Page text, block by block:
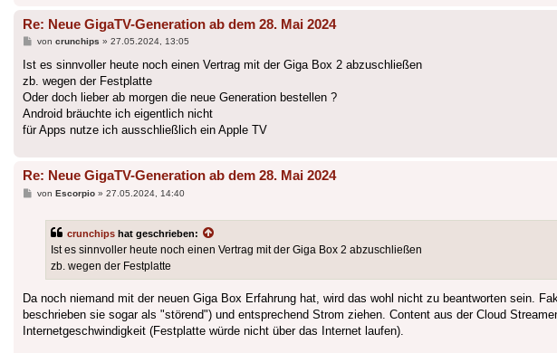
Re: Neue GigaTV-Generation ab dem 28. Mai 2024
Beitrag
von crunchips » 27.05.2024, 13:05
Ist es sinnvoller heute noch einen Vertrag mit der Giga Box 2 abzuschließen
zb. wegen der Festplatte
Oder doch lieber ab morgen die neue Generation bestellen ?
Android bräuchte ich eigentlich nicht
für Apps nutze ich ausschließlich ein Apple TV
Re: Neue GigaTV-Generation ab dem 28. Mai 2024
Beitrag
von Escorpio» 27.05.2024, 14:40
crunchips hat geschrieben:
Ist es sinnvoller heute noch einen Vertrag mit der Giga Box 2 abzuschließen
zb. wegen der Festplatte
Da noch niemand mit der neuen Giga Box Erfahrung hat, wird das wohl nicht zu beantworten sein.
beschrieben sie sogar als "störend") und entsprechend Strom ziehen. Content aus der Cloud
Internetgeschwindigkeit (Festplatte würde nicht über das Internet laufen).